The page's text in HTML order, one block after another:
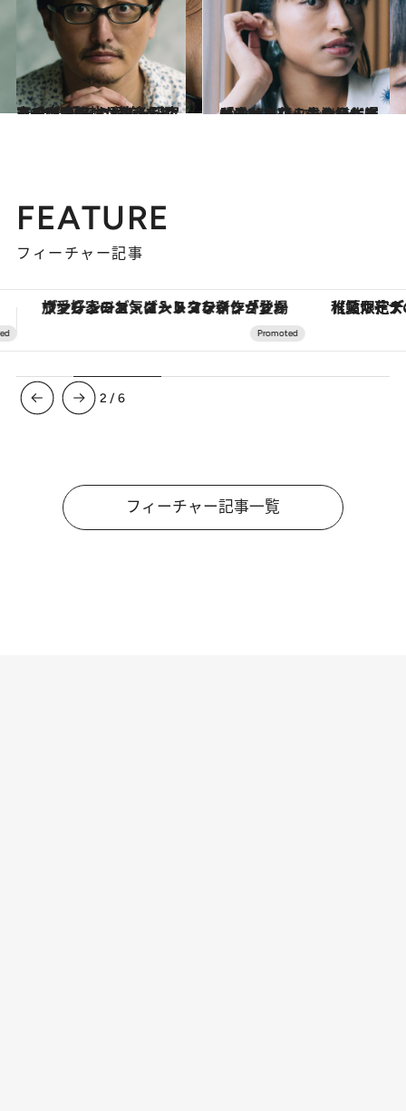
2024.7.27
まずは“好みの恐怖”を知るのが大切 オカルト研究家・吉田悠軌が教える ホラーコンテンツを楽しむためのコツ
コミック ＆ エッセイ 2024.7.13
「辛かったことも嫌だったことも花火みたいに爆発させたい」最注目作家が愛おしむ人生のハイライト
コミック ＆ エッセイ
FEATURE
フィーチャー記事
【夏限定ディナーコース】旬を迎える稚鮎や花ズッキーニなどをイタリア・トスカーナの郷土料理の手法で満喫！ 【銀座で出合う最旬美容】美髪ケアや上質
3 /6
フィーチャー記事一覧